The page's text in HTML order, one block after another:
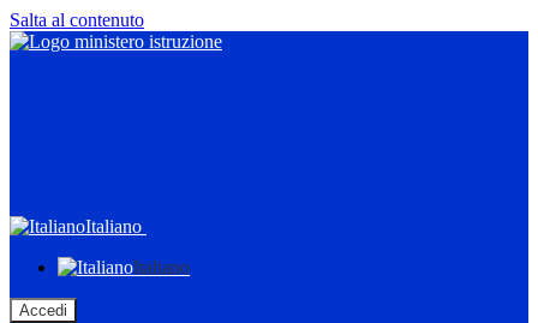
Salta al contenuto
Italiano
Italiano
Accedi